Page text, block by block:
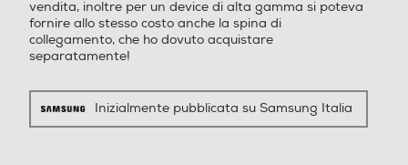
Play Video
Lettore impronte digitali Lettore impronte digitali
Comandi vocali Comandi vocali
vendita, inoltre per un device di alta gamma si poteva
fornire allo stesso costo anche la spina di
collegamento, che ho dovuto acquistare
separatamente!
Inizialmente pubblicata su Samsung Italia